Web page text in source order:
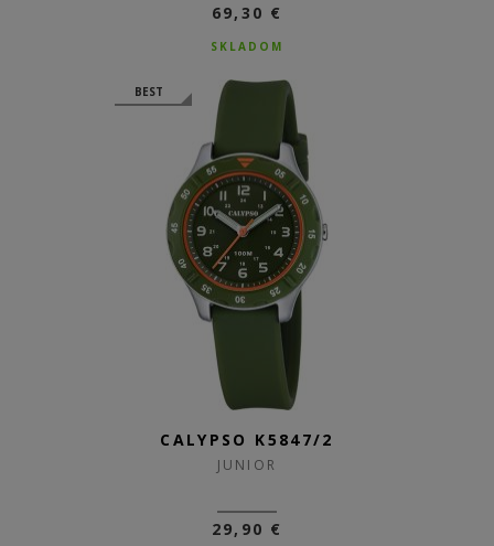
69,30 €
SKLADOM
BEST
CALYPSO K5847/2
JUNIOR
29,90 €